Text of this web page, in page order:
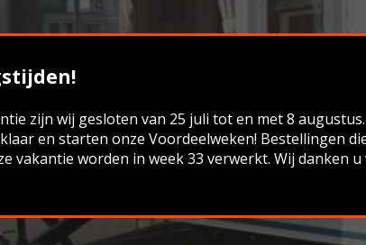
zijn wij gesloten van 25 juli tot en met 8
en starten onze Voordeelweken! Bestellingen
vakantie worden in week 33 verwerkt. Wij danken